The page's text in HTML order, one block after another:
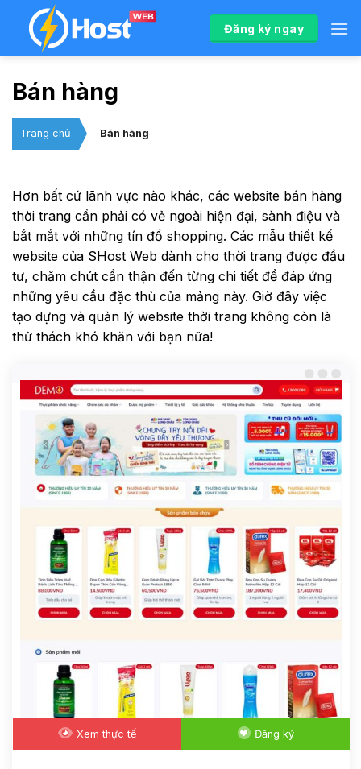
Đăng ký ngay
Bán hàng
Trang chủ Bán hàng
Hơn bất cứ lãnh vực nào khác, các website bán hàng
thời trang cần phải có vẻ ngoài hiện đại, sành điệu và
bắt mắt với những tín đồ shopping. Các mẫu thiết kế
website của SHost Web dành cho thời trang được đầu
tư, chăm chút cẩn thận đến từng chi tiết để đáp ứng
những yêu cầu đặc thù của mảng này. Giờ đây việc
tạo dựng và quản lý website thời trang không còn là
thử thách khó khăn với bạn nữa!
Xem thực tế Đăng ký